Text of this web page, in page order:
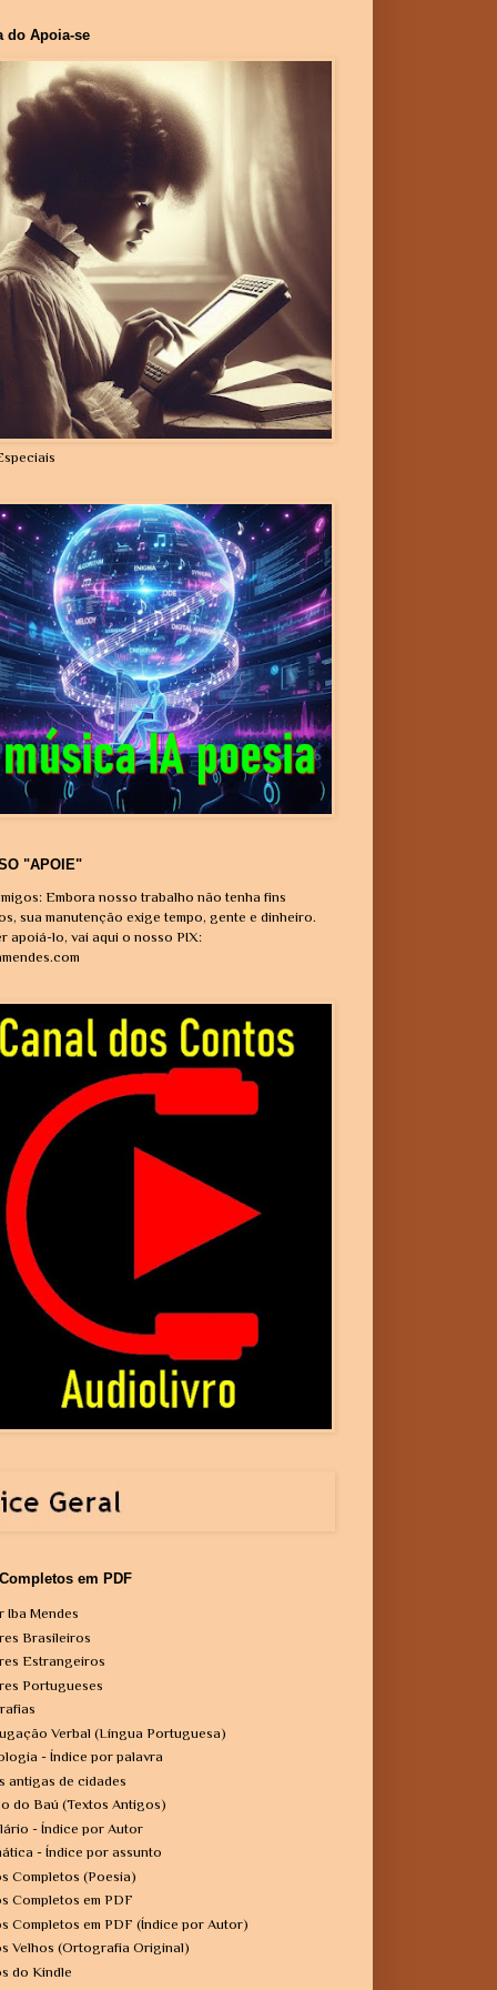
do Apoia-se
"APOIE"
Embora nosso trabalho não tenha fins
sua manutenção exige tempo, gente e dinheiro.
apoiá-lo, vai aqui o nosso PIX:
em PDF
Iba Mendes
Brasileiros
Estrangeiros
Portugueses
Verbal (Língua Portuguesa)
- Índice por palavra
antigas de cidades
do Baú (Textos Antigos)
- Índice por Autor
- Índice por assunto
Completos (Poesia)
Completos em PDF
Completos em PDF (Índice por Autor)
Velhos (Ortografia Original)
do Kindle